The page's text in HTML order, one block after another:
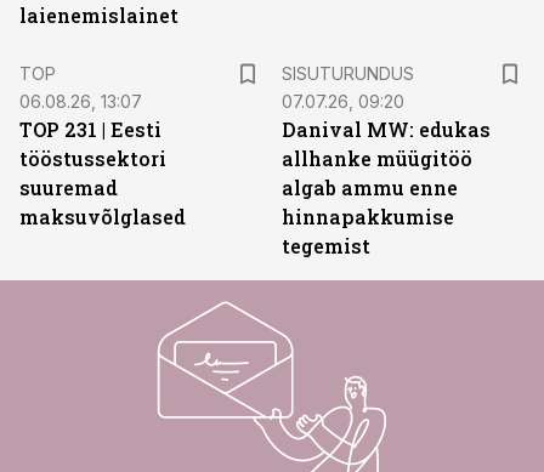
laienemislainet
TOP
06.08.26, 13:07
TOP 231 | Eesti
tööstussektori
suuremad
maksuvõlglased
SISUTURUNDUS
07.07.26, 09:20
Danival MW: edukas
allhanke müügitöö
algab ammu enne
hinnapakkumise
tegemist